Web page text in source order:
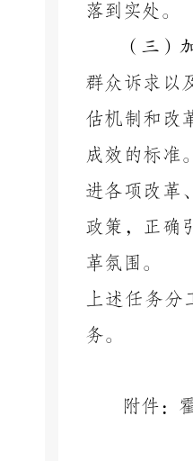
落到实处。
（三）
群众诉求以
估机制和改
成效的标准
进各项改革
政策，正确
革氛围。
上述任务
务。
附件：